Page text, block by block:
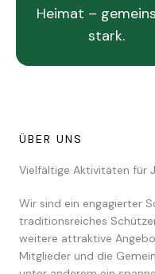
Heimat –
stark.
ÜBER UNS
Vielfältige Aktivitäten für
Wir sind ein engagierter
traditionsreiches
weitere attraktive
Mitglieder und die